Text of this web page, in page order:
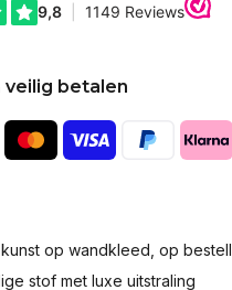
veilig betalen
op wandkleed, op
stof met luxe uitstraling